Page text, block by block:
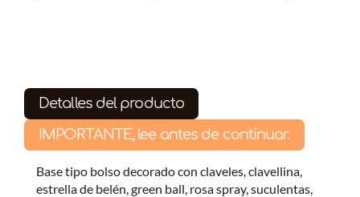
Detalles del producto
IMPORTANTE, lee antes de continuar.
Base tipo bolso decorado con claveles, clavellina,
estrella de belén, green ball, rosa spray, suculentas,